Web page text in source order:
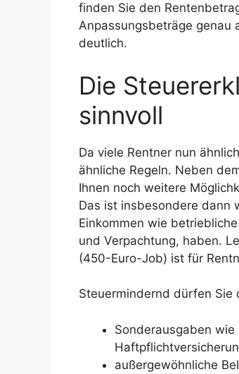
finden Sie den
Anpassungsbeträge genau
deutlich.
Die
sinnvoll
Da viele Rentner nun
ähnliche Regeln. Neben
Ihnen noch weitere
Das ist insbesondere dann
Einkommen wie
und Verpachtung, haben.
(450-Euro-Job) ist für
Steuermindernd dürfen Sie
Sonderausgaben
außergewöhnliche